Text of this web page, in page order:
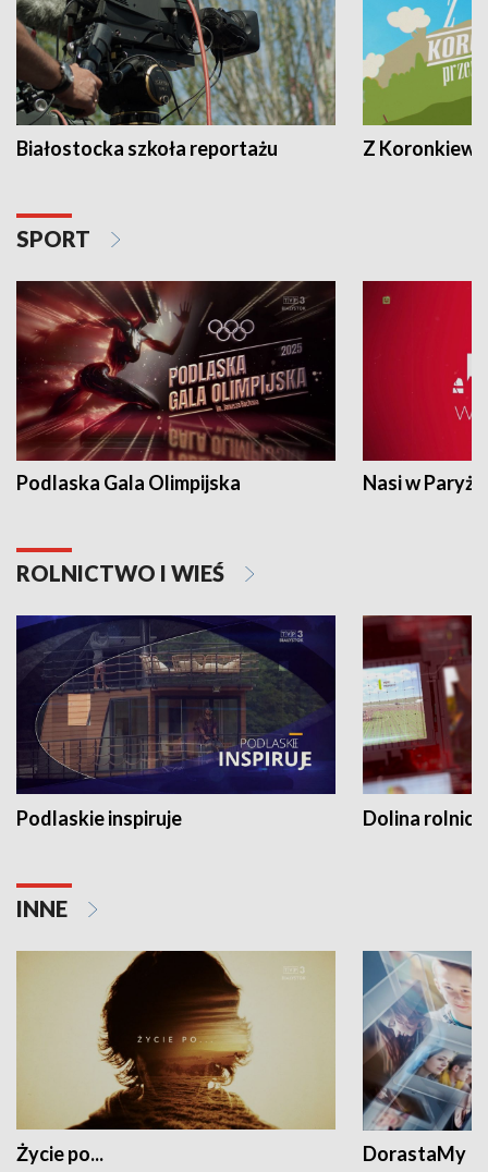
Białostocka szkoła reportażu Z
SPORT
Podlaska Gala Olimpijska Nasi w Paryżu
ROLNICTWO I WIEŚ
Podlaskie inspiruje Dolina
INNE
Życie po... DorastaMy